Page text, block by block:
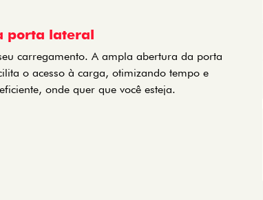
porta lateral
carregamento. A ampla abertura da porta
o acesso à carga, otimizando tempo e
onde quer que você esteja.